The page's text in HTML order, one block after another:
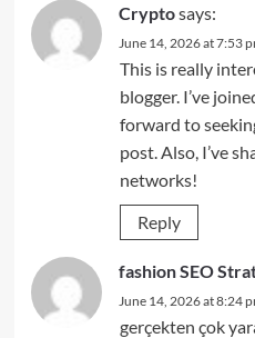
Cryptosays:
June 14, 2026 at 7:53
This is really
blogger. I’ve
forward to
post. Also, I’ve
networks!
Reply
fashion SEO
June 14, 2026 at 8:24
gerçekten çok